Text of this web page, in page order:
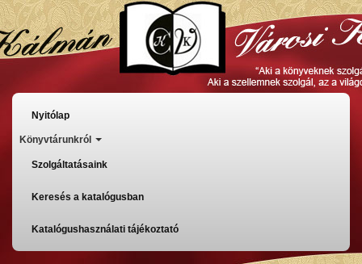
Ugrás
a
tartalomra
Főmenü
Nyitólap
Könyvtárunkról
Szolgáltatásaink
Keresés a katalógusban
Katalógushasználati tájékoztató